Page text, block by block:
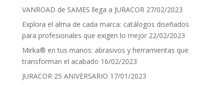
VANROAD de SAMES llega a JURACOR 27/02/2023
Explora el alma de cada marca: catálogos diseñados
para profesionales que exigen lo mejor 22/02/2023
Mirka® en tus manos: abrasivos y herramientas que
transforman el acabado 16/02/2023
JURACOR 25 ANIVERSARIO 17/01/2023